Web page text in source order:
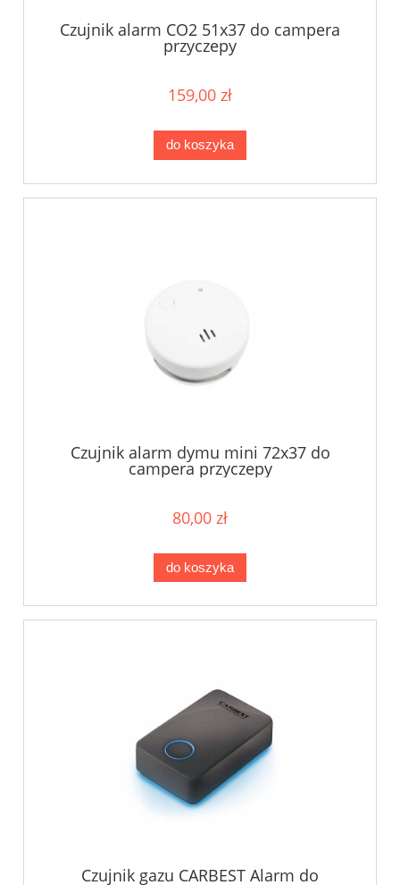
Czujnik alarm CO2 51x37 do campera
przyczepy
159,00 zł
do koszyka
Czujnik alarm dymu mini 72x37 do
campera przyczepy
80,00 zł
do koszyka
Czujnik gazu CARBEST Alarm do